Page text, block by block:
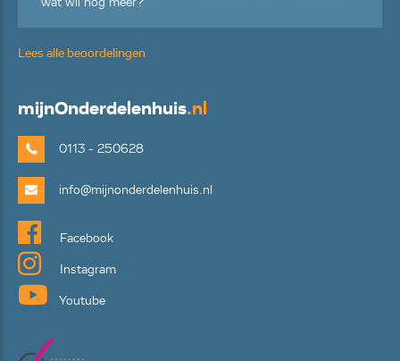
Lees alle beoordelingen
mijnOnderdelenhuis.nl
0113 - 250628
info@mijnonderdelenhuis.nl
Facebook
Instagram
Youtube